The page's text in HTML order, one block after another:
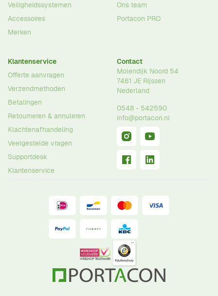
Veiligheidssystemen
Accessoires
Merken
Ons team
Portacon PRO
Klantenservice
Offerte aanvragen
Verzendmethoden
Betalingen
Retourneren & annuleren
Klachtenafhandeling
Veelgestelde vragen
Supportdesk
Klantenservice
Contact
Molendijk Noord 54
7461 JE Rijssen
Nederland
0548 - 542590
info@portacon.nl